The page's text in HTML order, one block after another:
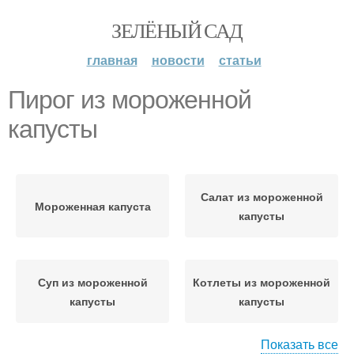
ЗЕЛЁНЫЙ САД
главная новости статьи
Пирог из мороженной
капусты
Мороженная капуста
Салат из мороженной
капусты
Суп из мороженной
капусты
Котлеты из мороженной
капусты
Показать все